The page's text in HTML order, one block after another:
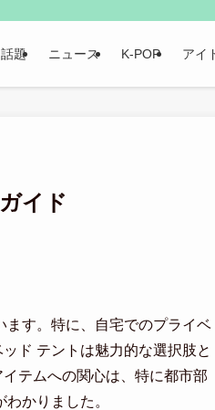
話題 ニュース K-POP アイ
イド
ます。特に、自宅でのプライベ
ド テントは魅力的な選択肢と
テムへの関心は、特に都市部
かりました。